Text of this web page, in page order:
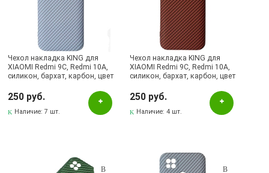
Чехол накладка KING для
XIAOMI Redmi 9C, Redmi 10A,
силикон, бархат, карбон, цвет
250 руб.
Наличие:7 шт.
Чехол накладка KING для
XIAOMI Redmi 9C, Redmi 10A,
силикон, бархат, карбон, цвет
250 руб.
Наличие:4 шт.